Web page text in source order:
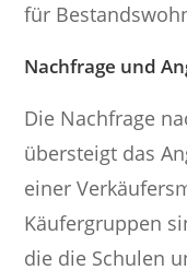
für
Nachfrage und
Die Nachfrage
übersteigt das
einer
Käufergruppen
die die Schulen